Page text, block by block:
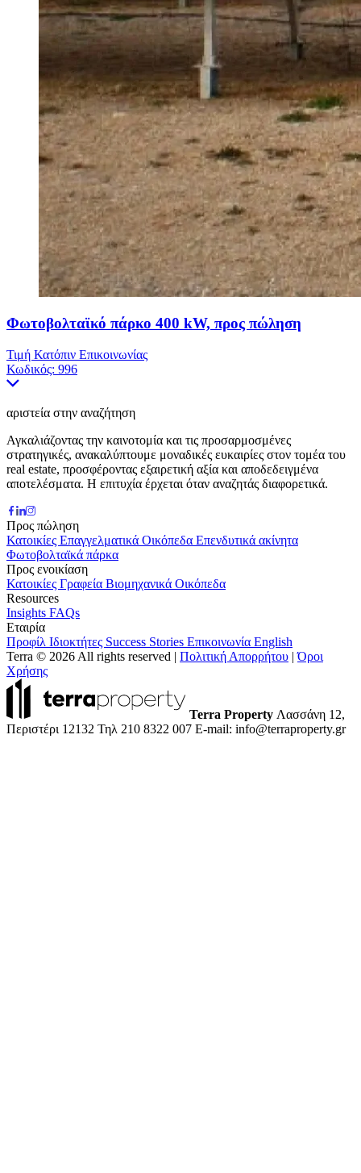
Φωτοβολταϊκό πάρκο 400 kW, προς πώληση
Τιμή Κατόπιν Επικοινωνίας
Κωδικός: 996
αριστεία στην αναζήτηση
Αγκαλιάζοντας την καινοτομία και τις προσαρμοσμένες
στρατηγικές, ανακαλύπτουμε μοναδικές ευκαιρίες στον τομέα του
real estate, προσφέροντας εξαιρετική αξία και αποδεδειγμένα
αποτελέσματα. Η επιτυχία έρχεται όταν αναζητάς διαφορετικά.
Προς πώληση
Κατοικίες Επαγγελματικά Οικόπεδα Επενδυτικά ακίνητα
Φωτοβολταϊκά πάρκα
Προς ενοικίαση
Κατοικίες Γραφεία Βιομηχανικά Οικόπεδα
Resources
Insights FAQs
Εταιρία
Προφίλ Ιδιοκτήτες Success Stories Επικοινωνία English
Terra © 2026 All rights reserved | Πολιτική Απορρήτου |Όροι
Χρήσης
Terra Property Λασσάνη 12,
Περιστέρι 12132 Τηλ 210 8322 007 E-mail: info@terraproperty.gr